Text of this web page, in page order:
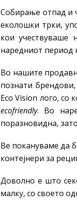
Собирање отпад и
еколошки трки,
кои учествуваше
наредниот период
Во нашите
познати
Eco Vision лого, со
ecofriendly. Во
поразновидна,
Ве покануваме да
контејнери за
Доволно е што
малку, со своето